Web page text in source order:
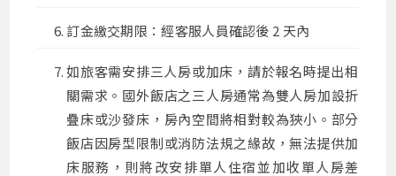
訂金繳交期限：經客服人員確認後 2 天內
如旅客需安排三人房或加床，請於報名時提出相
關需求。國外飯店之三人房通常為雙人房加設折
疊床或沙發床，房內空間將相對較為狹小。部分
飯店因房型限制或消防法規之緣故，無法提供加
床服務，則將改安排單人住宿並加收單人房差